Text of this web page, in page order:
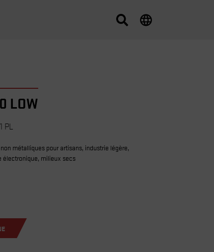
LOW
métalliques pour artisans, industrie légère,
électronique, milieux secs